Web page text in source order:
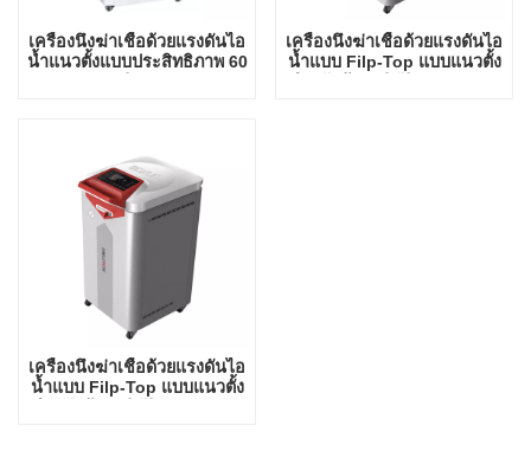
เครื่องนึ่งฆ่าเชื้อด้วยแรงดันไอ
น้ำแนวตั้งแบบประสิทธิภาพ 60
เครื่องนึ่งฆ่าเชื้อด้วยแรงดันไอ
น้ำแบบ Filp-Top แบบแนวตั้ง
เครื่องนึ่งฆ่าเชื้อด้วยแรงดันไอ
น้ำแบบ Filp-Top แบบแนวตั้ง